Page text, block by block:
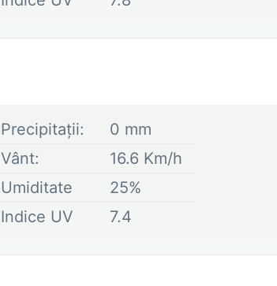
Precipitații: 0 mm
Vânt:
16.6 Km/h
Umiditate
25%
Indice UV
7.4